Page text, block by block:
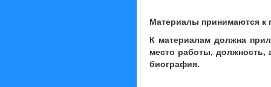
Материалы принимаются к
К материалам должна
место работы, должность,
биография.